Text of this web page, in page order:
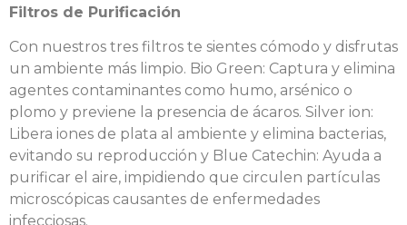
Filtros de Purificación
Con nuestros tres filtros te sientes cómodo y disfrutas
un ambiente más limpio. Bio Green: Captura y elimina
agentes contaminantes como humo, arsénico o
plomo y previene la presencia de ácaros. Silver ion:
Libera iones de plata al ambiente y elimina bacterias,
evitando su reproducción y Blue Catechin: Ayuda a
purificar el aire, impidiendo que circulen partículas
microscópicas causantes de enfermedades
infecciosas.